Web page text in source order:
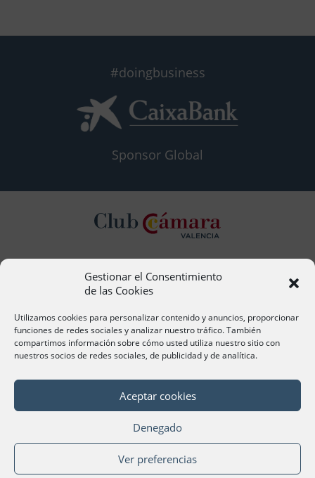
Gestionar el Consentimiento
de las Cookies
Utilizamos cookies para personalizar contenido y anuncios, proporcionar
funciones de redes sociales y analizar nuestro tráfico. También
compartimos información sobre cómo usted utiliza nuestro sitio con
nuestros socios de redes sociales, de publicidad y de analítica.
Aceptar cookies
Denegado
Ver preferencias
#doingbusiness
Sponsor Global
Contacto
acervera@camaravalencia.com
961 366 212
Síguenos
Navegación de València 2020